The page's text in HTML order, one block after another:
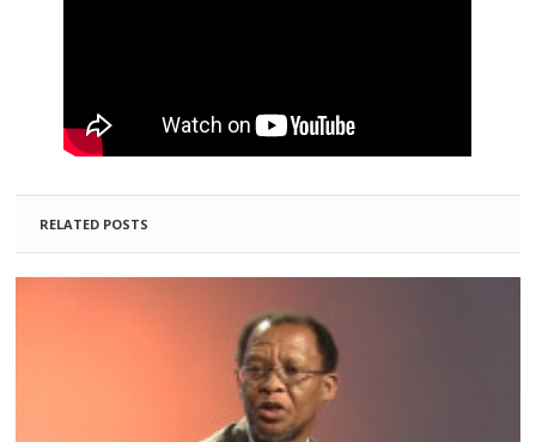
RELATED POSTS